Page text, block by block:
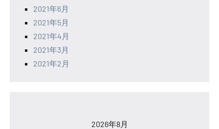
2021年6月
2021年5月
2021年4月
2021年3月
2021年2月
2026年8月